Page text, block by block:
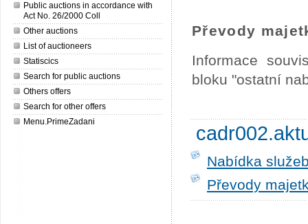
Public auctions in accordance with
Act No. 26/2000 Coll
Other auctions
List of auctioneers
Statiscics
Search for public auctions
Others offers
Search for other offers
Menu.PrimeZadani
Převody
Informace
bloku "ostatní
Nabídka
Převody